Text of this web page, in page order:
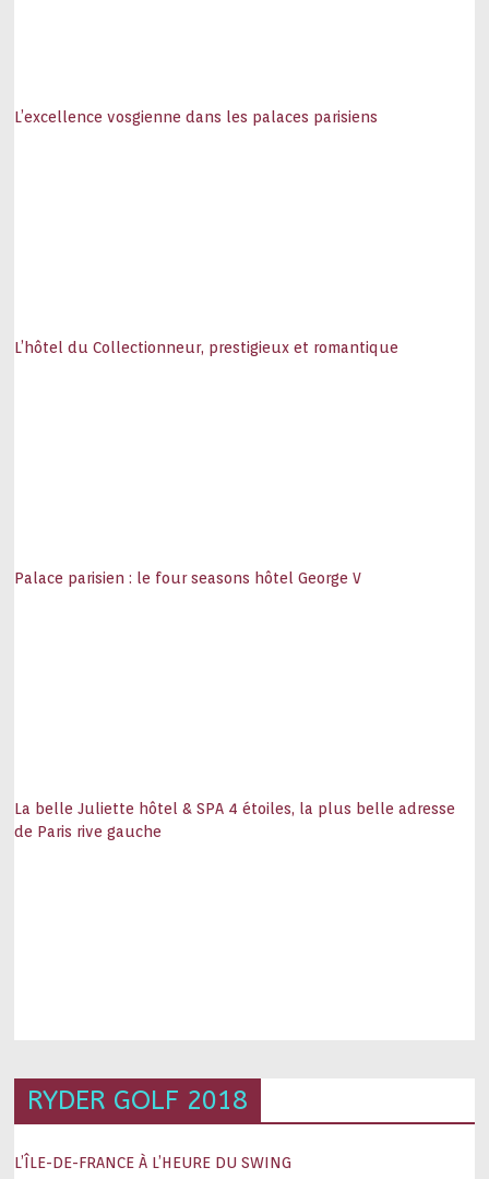
L’excellence vosgienne dans les palaces parisiens
L’hôtel du Collectionneur, prestigieux et romantique
Palace parisien : le four seasons hôtel George V
La belle Juliette hôtel & SPA 4 étoiles, la plus belle adresse
de Paris rive gauche
RYDER GOLF 2018
L’ÎLE-DE-FRANCE À L’HEURE DU SWING